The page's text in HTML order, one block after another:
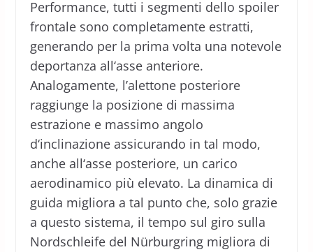
Performance, tutti i segmenti dello spoiler
frontale sono completamente estratti,
generando per la prima volta una notevole
deportanza all‘asse anteriore.
Analogamente, l’alettone posteriore
raggiunge la posizione di massima
estrazione e massimo angolo
d‘inclinazione assicurando in tal modo,
anche all‘asse posteriore, un carico
aerodinamico più elevato. La dinamica di
guida migliora a tal punto che, solo grazie
a questo sistema, il tempo sul giro sulla
Nordschleife del Nürburgring migliora di